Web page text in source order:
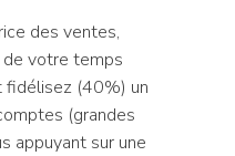
des ventes,
votre temps
fidélisez (40%) un
(grandes
appuyant sur une